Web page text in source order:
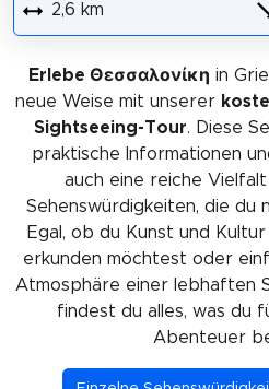
2,6 km
Erlebe Θεσσαλονίκη in
neue Weise mit unserer
Sightseeing-Tour. Diese
praktische Informationen
auch eine reiche
Sehenswürdigkeiten, die du
Egal, ob du Kunst und
erkunden möchtest oder
Atmosphäre einer lebhaften
findest du alles, was du
Abenteuer